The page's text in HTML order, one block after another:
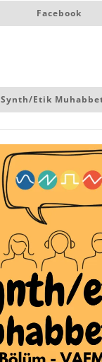
Facebook
Synth/etik